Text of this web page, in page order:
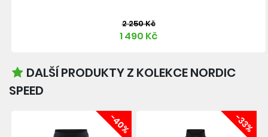
2 250 Kč
1 490 Kč
DALŠÍ PRODUKTY Z KOLEKCE NORDIC
SPEED
-40% -33%